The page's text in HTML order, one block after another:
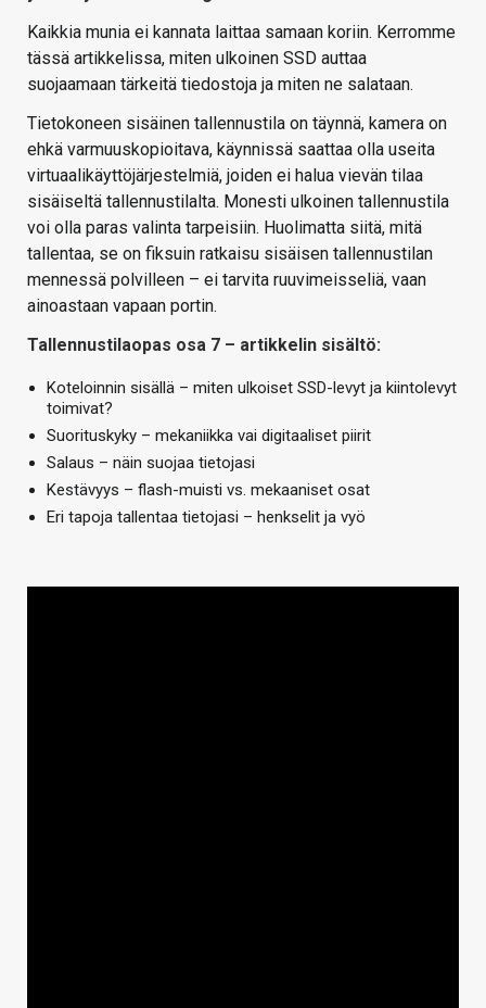
Kaikkia munia ei kannata laittaa samaan koriin. Kerromme
tässä artikkelissa, miten ulkoinen SSD auttaa
suojaamaan tärkeitä tiedostoja ja miten ne salataan.
Tietokoneen sisäinen tallennustila on täynnä, kamera on
ehkä varmuuskopioitava, käynnissä saattaa olla useita
virtuaalikäyttöjärjestelmiä, joiden ei halua vievän tilaa
sisäiseltä tallennustilalta. Monesti ulkoinen tallennustila
voi olla paras valinta tarpeisiin. Huolimatta siitä, mitä
tallentaa, se on fiksuin ratkaisu sisäisen tallennustilan
mennessä polvilleen – ei tarvita ruuvimeisseliä, vaan
ainoastaan vapaan portin.
Tallennustilaopas osa 7 – artikkelin sisältö:
Koteloinnin sisällä – miten ulkoiset SSD-levyt ja kiintolevyt
toimivat?
Suorituskyky – mekaniikka vai digitaaliset piirit
Salaus – näin suojaa tietojasi
Kestävyys – flash-muisti vs. mekaaniset osat
Eri tapoja tallentaa tietojasi – henkselit ja vyö